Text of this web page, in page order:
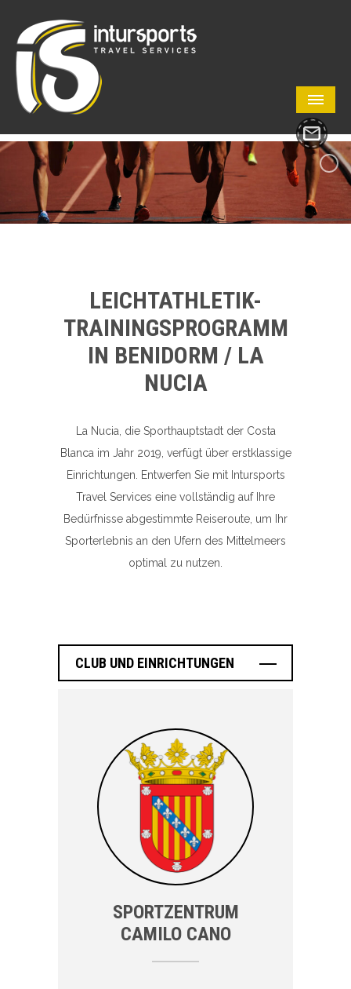
LEICHTATHLETIK-
TRAININGSPROGRAMM
IN BENIDORM / LA
NUCIA
La Nucia, die Sporthauptstadt der Costa
Blanca im Jahr 2019, verfügt über erstklassige
Einrichtungen. Entwerfen Sie mit Intursports
Travel Services eine vollständig auf Ihre
Bedürfnisse abgestimmte Reiseroute, um Ihr
Sporterlebnis an den Ufern des Mittelmeers
optimal zu nutzen.
CLUB UND EINRICHTUNGEN
SPORTZENTRUM
CAMILO CANO